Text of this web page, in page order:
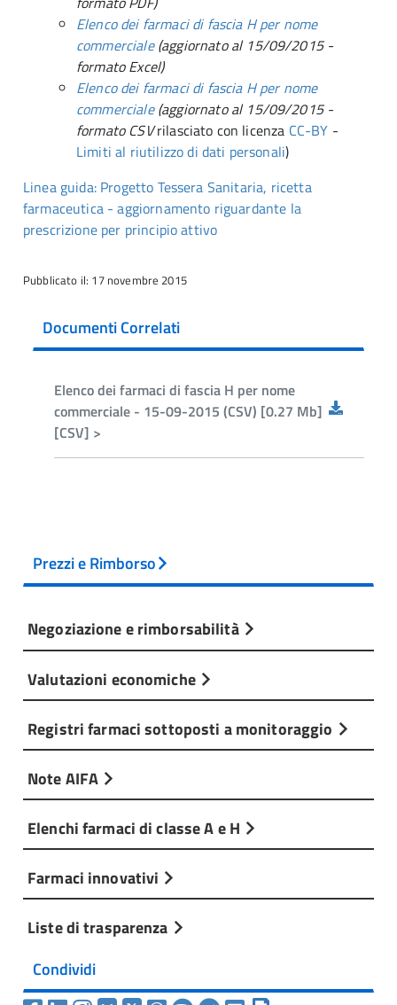
Elenco dei farmaci di fascia H per nome
commerciale(aggiornato al 15/09/2015-
formato Excel)
Elenco dei farmaci di fascia H per nome
commerciale(aggiornato al 15/09/2015-
formato CSVrilasciato con licenza CC-BY -
Limiti al riutilizzo di dati personali)
Linea guida: Progetto Tessera Sanitaria, ricetta
farmaceutica - aggiornamento riguardante la
prescrizione per principio attivo
Pubblicato il: 17 novembre 2015
Documenti Correlati
Elenco dei farmaci di fascia H per nome
commerciale - 15-09-2015 (CSV) [0.27 Mb]
[CSV] >
Prezzi e Rimborso
Negoziazione e rimborsabilità
Valutazioni economiche
Registri farmaci sottoposti a monitoraggio
Note AIFA
Elenchi farmaci di classe A e H
Farmaci innovativi
Liste di trasparenza
Condividi